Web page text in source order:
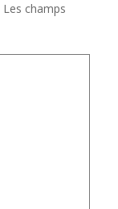
Les champs